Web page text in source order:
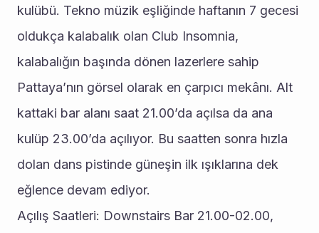
kulübü. Tekno müzik eşliğinde haftanın 7 gecesi
oldukça kalabalık olan Club Insomnia,
kalabalığın başında dönen lazerlere sahip
Pattaya’nın görsel olarak en çarpıcı mekânı. Alt
kattaki bar alanı saat 21.00’da açılsa da ana
kulüp 23.00’da açılıyor. Bu saatten sonra hızla
dolan dans pistinde güneşin ilk ışıklarına dek
eğlence devam ediyor.
Açılış Saatleri: Downstairs Bar 21.00-02.00,